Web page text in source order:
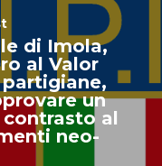
di Imola,
al Valor
un
al
neo-